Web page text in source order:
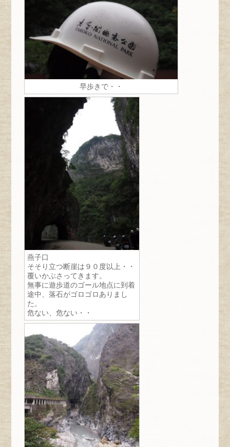
早歩きで・・
燕子口
そそり立つ断崖は９０度以上・・
覆いかぶさってきます。
無事に遊歩道のゴール地点に到着
途中、落石がゴロゴロありまし
た。
危ない、危ない・・